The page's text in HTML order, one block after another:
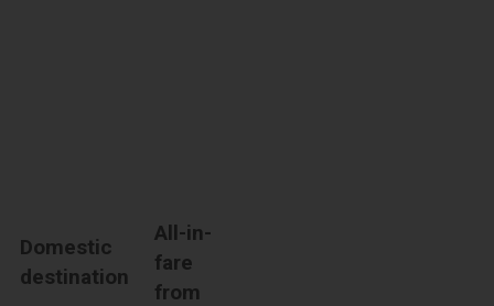
Domestic
destination
All-in-
fare
from